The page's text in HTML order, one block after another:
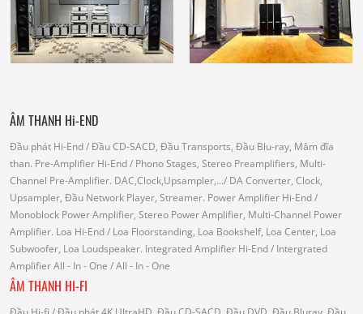
ÂM THANH Hi-END
Đầu phát Hi-End/ Đầu CD-SACD, Đầu Transports, Đầu Blu-ray, Mâm đĩa
than. Pre-Amplifier Hi-End/ Phono Stages, Stereo Preamplifiers, Multi-
Channel Pre-Amplifier. DAC,Clock,Upsampler,.../ DA Converter, Clock,
Upsampler, Đầu Network Player, Streamer. Power Amplifier Hi-End/
Monoblock Power Amplifier, Stereo Power Amplifier, Multi-Channel Power
Amplifier. Loa Hi-End/ Loa Floorstanding, Loa Bookshelf, Loa Center, Loa
Subwoofer, Loa Loudspeaker. Integrated Amplifier Hi-End/ Intergrated
AmplifierAll - In - One / All - In - One
ÂM THANH HI-FI